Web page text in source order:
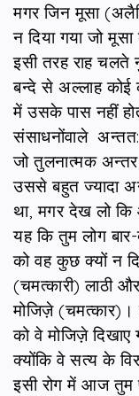
मगर जिन मूसा
न दिया गया जो
इसी तरह राह चलते
बन्दे से अल्लाह कोई
में उसके पास नहीं
संसाधनोंवाले
जो तुलनात्मक
उससे बहुत ज्यादा
था, मगर देख लो कि
यह कि तुम लोग बार-
को वह कुछ क्यों न
(चमत्कारी) लाठी
मोजिज़े (चमत्कार)।
को वे मोजिज़े
क्योंकि वे सत्य के
इसी रोग में आज तुम